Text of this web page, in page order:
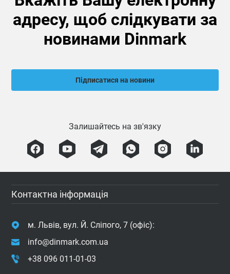
адресу, щоб слідкувати за
новинами Dinmark
Підписатися на новини
Залишайтесь на зв'язку
Контактна інформація
м. Львів, вул. Й. Сліпого, 7 (офіс):
info@dinmark.com.ua
+38 096 011-01-03